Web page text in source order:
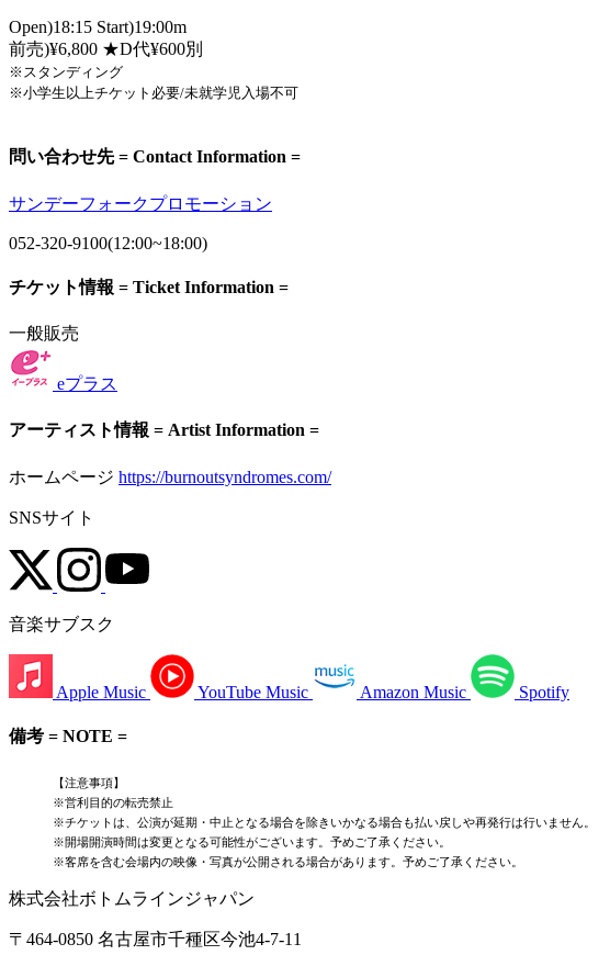
Open)18:15 Start)19:00m
前売)¥6,800 ★D代¥600別
※スタンディング
※小学生以上チケット必要/未就学児入場不可
問い合わせ先 = Contact Information =
サンデーフォークプロモーション
052-320-9100(12:00~18:00)
チケット情報 = Ticket Information =
一般販売
eプラス
アーティスト情報 = Artist Information =
ホームページ https://burnoutsyndromes.com/
SNSサイト
音楽サブスク
Apple Music YouTube Music Amazon Music Spotify
備考 = NOTE =
【注意事項】
※営利目的の転売禁止
※チケットは、公演が延期・ 中止となる場合を除きいかなる場合も払い戻しや再発行は行いません。
※開場開演時間は変更となる可能性がございます。 予めご了承ください。
※客席を含む会場内の映像・写真が公開される場合があります。 予めご了承ください。
株式会社ボトムラインジャパン
〒464-0850 名古屋市千種区今池4-7-11